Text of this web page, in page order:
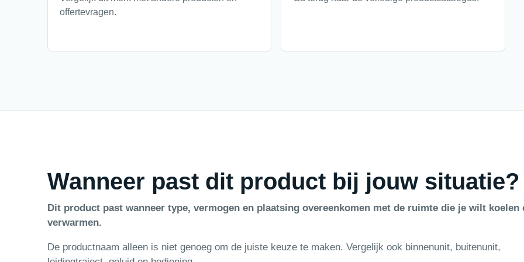
offertevragen.
Wanneer past dit product bij jouw situatie?
Dit product past wanneer type, vermogen en plaatsing overeenkomen met de ruimte die je wilt koelen
verwarmen.
De productnaam alleen is niet genoeg om de juiste keuze te maken. Vergelijk ook binnenunit, buitenunit,